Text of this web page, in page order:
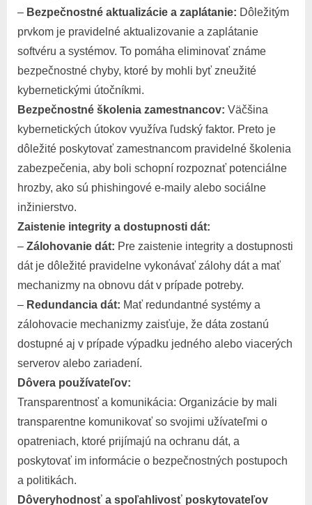
– Bezpečnostné aktualizácie a zaplátanie: Dôležitým
prvkom je pravidelné aktualizovanie a zaplátanie
softvéru a systémov. To pomáha eliminovať známe
bezpečnostné chyby, ktoré by mohli byť zneužité
kybernetickými útočníkmi.
Bezpečnostné školenia zamestnancov: Väčšina
kybernetických útokov využíva ľudský faktor. Preto je
dôležité poskytovať zamestnancom pravidelné školenia
zabezpečenia, aby boli schopní rozpoznať potenciálne
hrozby, ako sú phishingové e-maily alebo sociálne
inžinierstvo.
Zaistenie integrity a dostupnosti dát:
– Zálohovanie dát: Pre zaistenie integrity a dostupnosti
dát je dôležité pravidelne vykonávať zálohy dát a mať
mechanizmy na obnovu dát v prípade potreby.
– Redundancia dát: Mať redundantné systémy a
zálohovacie mechanizmy zaisťuje, že dáta zostanú
dostupné aj v prípade výpadku jedného alebo viacerých
serverov alebo zariadení.
Dôvera používateľov:
Transparentnosť a komunikácia: Organizácie by mali
transparentne komunikovať so svojimi užívateľmi o
opatreniach, ktoré prijímajú na ochranu dát, a
poskytovať im informácie o bezpečnostných postupoch
a politikách.
Dôveryhodnosť a spoľahlivosť poskytovateľov